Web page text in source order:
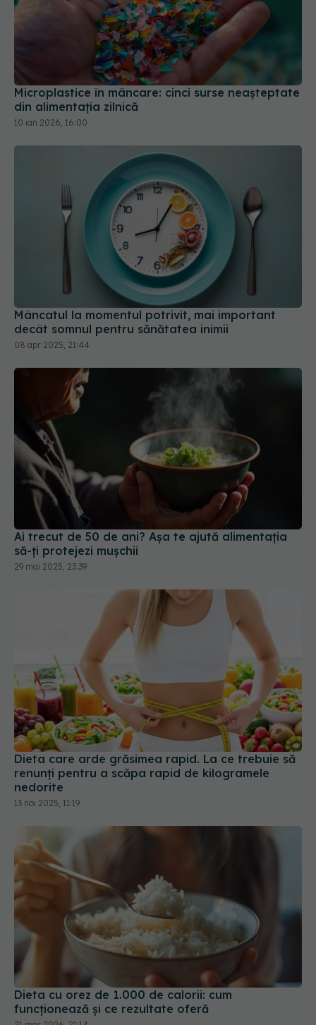
Microplastice în mâncare: cinci surse neașteptate
din alimentația zilnică
10 ian 2026, 16:00
Mâncatul la momentul potrivit, mai important
decât somnul pentru sănătatea inimii
08 apr 2025, 21:44
Ai trecut de 50 de ani? Așa te ajută alimentația
să-ți protejezi mușchii
29 mai 2025, 23:39
Dieta care arde grăsimea rapid. La ce trebuie să
renunți pentru a scăpa rapid de kilogramele
nedorite
13 noi 2025, 11:19
Dieta cu orez de 1.000 de calorii: cum
funcționează și ce rezultate oferă